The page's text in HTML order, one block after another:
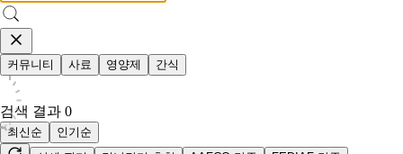
커뮤니티 사료 영양제 간식
검색 결과 0
최신순
인기순